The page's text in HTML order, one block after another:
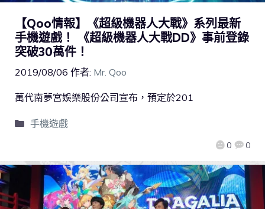
【Qoo情報】《超級機器人大戰》系列最新
手機遊戲！ 《超級機器人大戰DD》事前登錄
突破30萬件！
2019/08/06 作者: Mr. Qoo
0 0
萬代南夢宮娛樂股份公司宣布，預定於201
手機遊戲